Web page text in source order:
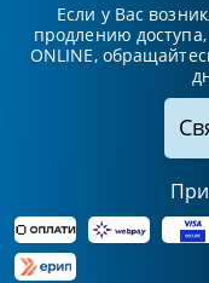
Если у Вас
продлению
ONLINE,